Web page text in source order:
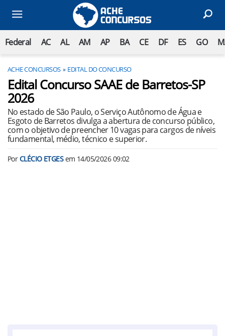
Federal AC AL AM AP BA CE DF ES GO
ACHE CONCURSOS EDITAL DO CONCURSO
Edital Concurso SAAE de Barretos-SP
2026
No estado de São Paulo, o Serviço Autônomo de Água e
Esgoto de Barretos divulga a abertura de concurso público,
com o objetivo de preencher 10 vagas para cargos de níveis
fundamental, médio, técnico e superior.
PorCLÉCIO ETGESem 14/05/2026 09:02